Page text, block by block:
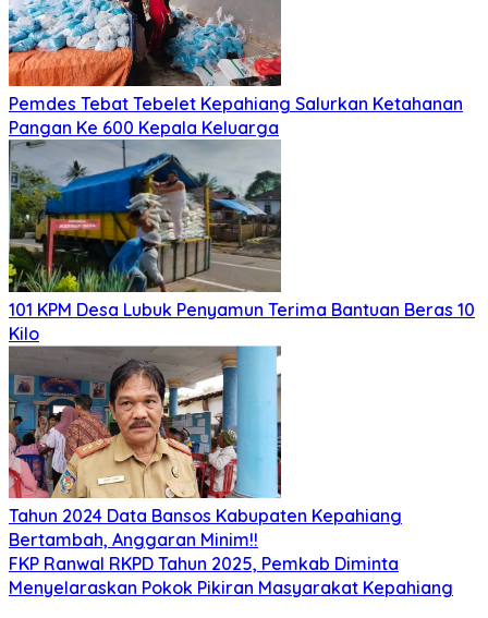
Pemdes Tebat Tebelet Kepahiang Salurkan Ketahanan
Pangan Ke 600 Kepala Keluarga
101 KPM Desa Lubuk Penyamun Terima Bantuan Beras 10
Kilo
Tahun 2024 Data Bansos Kabupaten Kepahiang
Bertambah, Anggaran Minim!!
FKP Ranwal RKPD Tahun 2025, Pemkab Diminta
Menyelaraskan Pokok Pikiran Masyarakat Kepahiang